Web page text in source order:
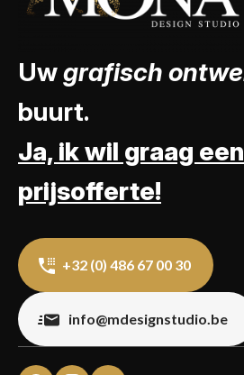
Uwgrafisch
buurt.
Ja, ik wil graag
prijsofferte!
+32 (0) 486 67 00 30
info@mdesignstudio.be